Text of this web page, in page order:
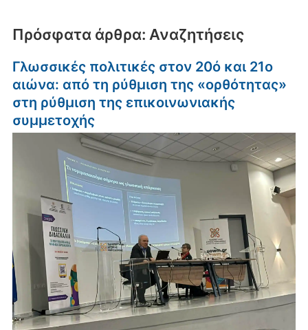
Πρόσφατα άρθρα: Αναζητήσεις
Γλωσσικές πολιτικές στον 20ό και 21ο
αιώνα: από τη ρύθμιση της «ορθότητας»
στη ρύθμιση της επικοινωνιακής
συμμετοχής